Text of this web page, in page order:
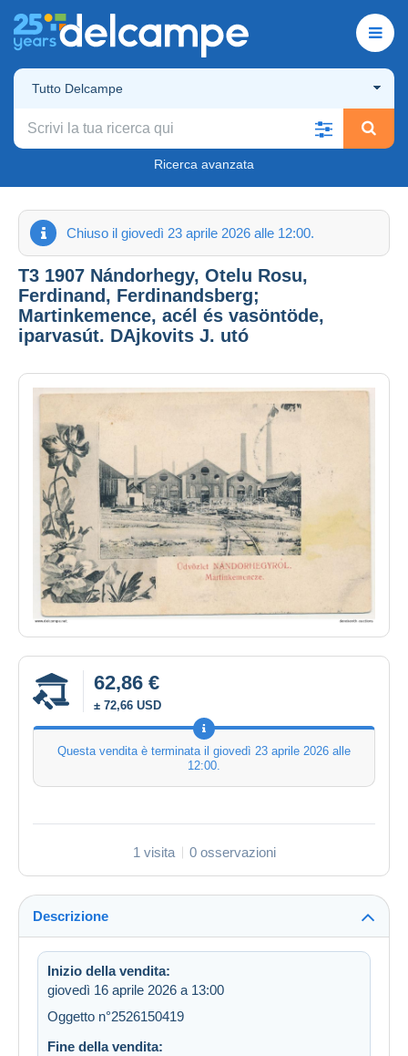
Tutto Delcampe
Ricerca avanzata
Chiuso il giovedì 23 aprile 2026 alle 12:00.
T3 1907 Nándorhegy, Otelu Rosu,
Ferdinand, Ferdinandsberg;
Martinkemence, acél és vasöntöde,
iparvasút. DAjkovits J. utó
62,86 €
± 72,66 USD
Questa vendita è terminata il giovedì 23 aprile 2026 alle
12:00.
1 visita 0 osservazioni
Descrizione
Inizio della vendita:
giovedì 16 aprile 2026 a 13:00
Oggetto n°2526150419
Fine della vendita: